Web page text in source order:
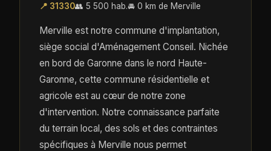
📍 31330👥 5 500 hab.🚘 0 km de Merville
Merville est notre commune d'implantation,
siège social d'Aménagement Conseil. Nichée
en bord de Garonne dans le nord Haute-
Garonne, cette commune résidentielle et
agricole est au cœur de notre zone
d'intervention. Notre connaissance parfaite
du terrain local, des sols et des contraintes
spécifiques à Merville nous permet